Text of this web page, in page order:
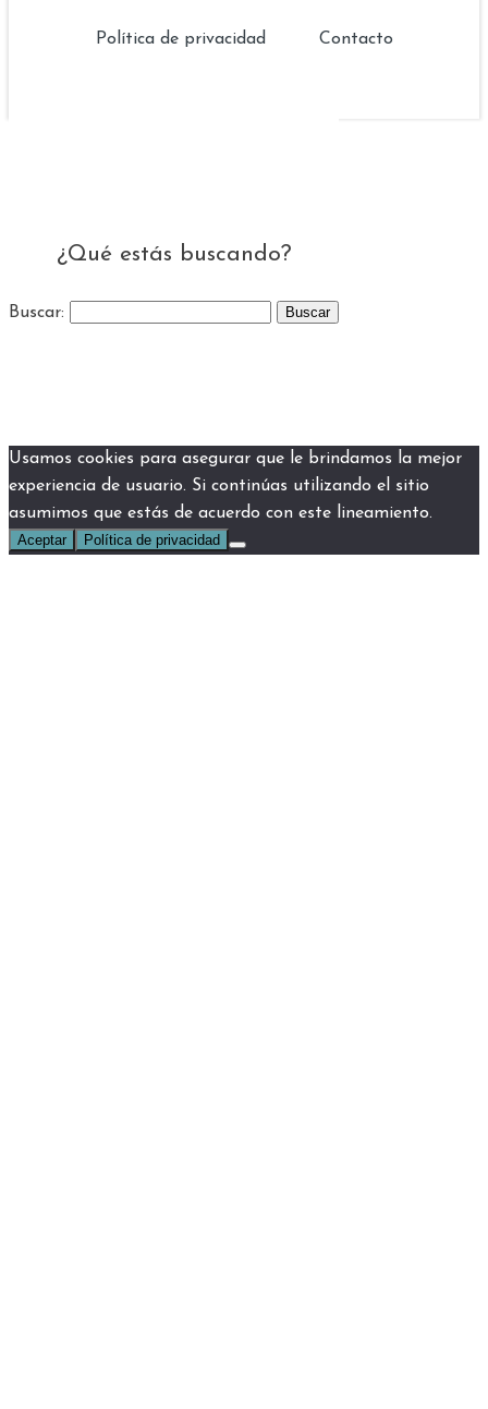
Política de privacidad Contacto
¿Qué estás buscando?
Buscar:
Usamos cookies para asegurar que le brindamos la mejor
experiencia de usuario. Si continúas utilizando el sitio
asumimos que estás de acuerdo con este lineamiento.
Aceptar Política de privacidad